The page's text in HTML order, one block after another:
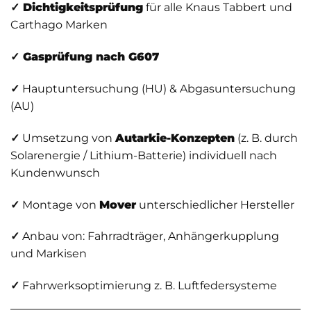
✓ Dichtigkeitsprüfung für alle Knaus Tabbert und
Carthago Marken
✓ Gasprüfung nach G607
✓ Hauptuntersuchung (HU) & Abgasuntersuchung
(AU)
✓ Umsetzung von Autarkie-Konzepten (z. B. durch
Solarenergie / Lithium-Batterie) individuell nach
Kundenwunsch
✓ Montage von Mover unterschiedlicher Hersteller
✓ Anbau von: Fahrradträger, Anhängerkupplung
und Markisen
✓ Fahrwerksoptimierung z. B. Luftfedersysteme